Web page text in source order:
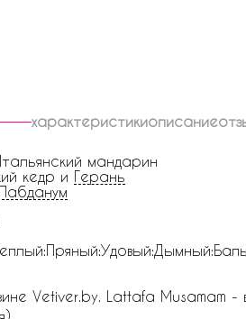
характеристикиописание
мандарин
кедр и Герань
Vetiver.by. Lattafa Musamam -